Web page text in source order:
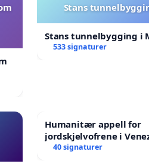
Stans
Stans tunnelbygging i
533 signaturer
Humanitær appell for
jordskjelvofrene i
Humanitarian Appeal
40 signaturer